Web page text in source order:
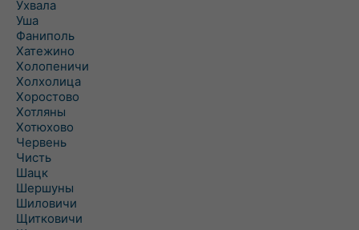
Ухвала
Уша
Фаниполь
Хатежино
Холопеничи
Холхолица
Хоростово
Хотляны
Хотюхово
Червень
Чисть
Шацк
Шершуны
Шиловичи
Щитковичи